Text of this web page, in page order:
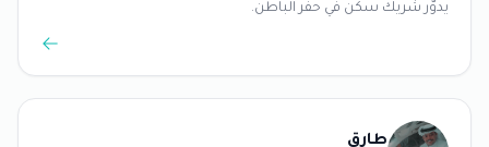
يدوّر شريك سكن في حفر الباطن.
طارق